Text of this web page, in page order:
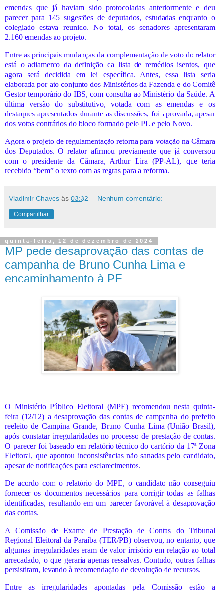
emendas que já haviam sido protocoladas anteriormente e deu
parecer para 145 sugestões de deputados, estudadas enquanto o
colegiado estava reunido. No total, os senadores apresentaram
2.160 emendas ao projeto.
Entre as principais mudanças da complementação de voto do relator
está o adiamento da definição da lista de remédios isentos, que
agora será decidida em lei específica. Antes, essa lista seria
elaborada por ato conjunto dos Ministérios da Fazenda e do Comitê
Gestor temporário do IBS, com consulta ao Ministério da Saúde. A
última versão do substitutivo, votada com as emendas e os
destaques apresentados durante as discussões, foi aprovada, apesar
dos votos contrários do bloco formado pelo PL e pelo Novo.
Agora o projeto de regulamentação retorna para votação na Câmara
dos Deputados. O relator afirmou previamente que já conversou
com o presidente da Câmara, Arthur Lira (PP-AL), que teria
recebido “bem” o texto com as regras para a reforma.
Vladimir Chaves às 03:32 Nenhum comentário:
Compartilhar
quinta-feira, 12 de dezembro de 2024
MP pede desaprovação das contas de
campanha de Bruno Cunha Lima e
encaminhamento à PF
O Ministério Público Eleitoral (MPE) recomendou nesta quinta-
feira (12/12) a desaprovação das contas de campanha do prefeito
reeleito de Campina Grande, Bruno Cunha Lima (União Brasil),
após constatar irregularidades no processo de prestação de contas.
O parecer foi baseado em relatório técnico do cartório da 17ª Zona
Eleitoral, que apontou inconsistências não sanadas pelo candidato,
apesar de notificações para esclarecimentos.
De acordo com o relatório do MPE, o candidato não conseguiu
fornecer os documentos necessários para corrigir todas as falhas
identificadas, resultando em um parecer favorável à desaprovação
das contas.
A Comissão de Exame de Prestação de Contas do Tribunal
Regional Eleitoral da Paraíba (TER/PB) observou, no entanto, que
algumas irregularidades eram de valor irrisório em relação ao total
arrecadado, o que geraria apenas ressalvas. Contudo, outras falhas
persistiram, levando à recomendação de devolução de recursos.
Entre as irregularidades apontadas pela Comissão estão a